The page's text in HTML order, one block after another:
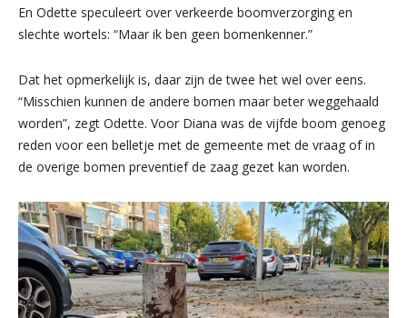
En Odette speculeert over verkeerde boomverzorging en
slechte wortels: “Maar ik ben geen bomenkenner.”
Dat het opmerkelijk is, daar zijn de twee het wel over eens.
“Misschien kunnen de andere bomen maar beter weggehaald
worden”, zegt Odette. Voor Diana was de vijfde boom genoeg
reden voor een belletje met de gemeente met de vraag of in
de overige bomen preventief de zaag gezet kan worden.